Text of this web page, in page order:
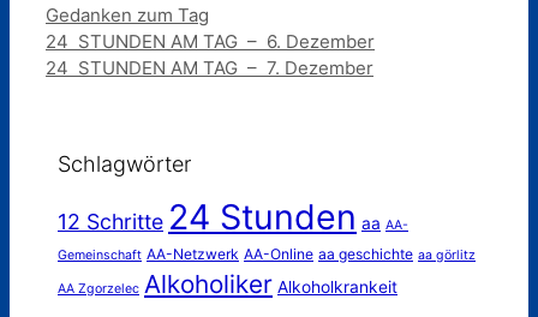
Kategorien
Gedanken zum Tag
24 STUNDEN AM TAG – 6. Dezember
24 STUNDEN AM TAG – 7. Dezember
Schlagwörter
12 Schritte 24 Stunden aa AA-
Gemeinschaft AA-Netzwerk AA-Online aa geschichte aa görlitz
AA Zgorzelec Alkoholiker Alkoholkrankeit